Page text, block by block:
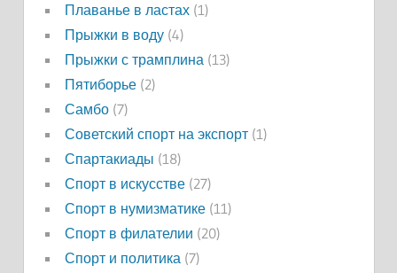
Плаванье в ластах(1)
Прыжки в воду(4)
Прыжки с трамплина(13)
Пятиборье(2)
Самбо(7)
Советский спорт на экспорт(1)
Спартакиады (18)
Спорт в искусстве(27)
Спорт в нумизматике(11)
Спорт в филателии (20)
Спорт и политика(7)